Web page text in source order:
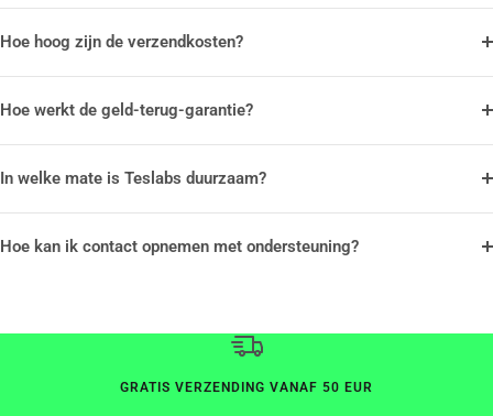
Hoe hoog zijn de verzendkosten?
Hoe werkt de geld-terug-garantie?
In welke mate is Teslabs duurzaam?
Hoe kan ik contact opnemen met ondersteuning?
GRATIS VERZENDING VANAF 50 EUR